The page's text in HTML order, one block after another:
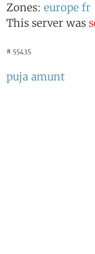
Zones: europe fr
This server was
# 55435
puja amunt